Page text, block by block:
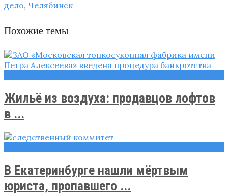
дело, Челябинск
Похожие темы
Жильё из воздуха: продавцов лофтов
в ...
В Екатеринбурге нашли мёртвым
юриста, пропавшего ...